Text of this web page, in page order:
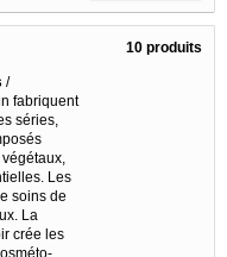
/
fabriquent
séries,
Les
soins de
La
crée les
10 produits